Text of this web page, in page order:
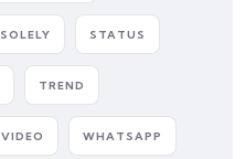
SOLELY STATUS
TREND
VIDEO WHATSAPP